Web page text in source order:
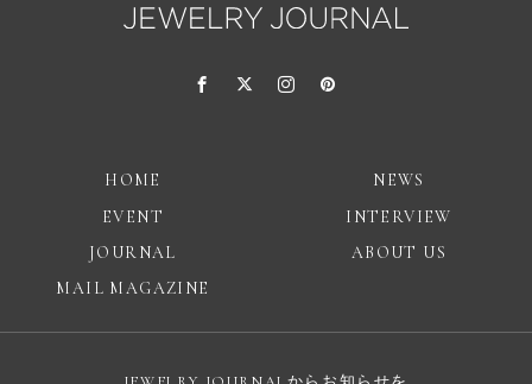
HOME
NEWS
EVENT
INTERVIEW
JOURNAL
ABOUT US
MAIL MAGAZINE